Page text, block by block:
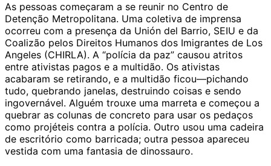
As pessoas começaram a se reunir no Centro de
Detenção Metropolitana. Uma coletiva de imprensa
ocorreu com a presença da Unión del Barrio, SEIU e da
Coalizão pelos Direitos Humanos dos Imigrantes de Los
Angeles (CHIRLA). A “polícia da paz” causou atritos
entre ativistas pagos e a multidão. Os ativistas
acabaram se retirando, e a multidão ficou—pichando
tudo, quebrando janelas, destruindo coisas e sendo
ingovernável. Alguém trouxe uma marreta e começou a
quebrar as colunas de concreto para usar os pedaços
como projéteis contra a polícia. Outro usou uma cadeira
de escritório como barricada; outra pessoa apareceu
vestida com uma fantasia de dinossauro.